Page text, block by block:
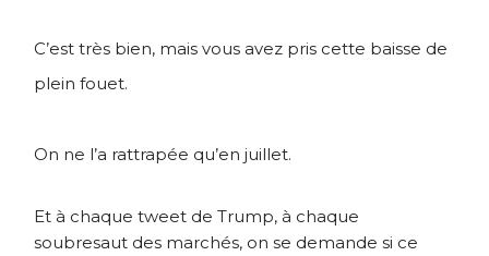
C’est très bien, mais vous avez pris cette baisse de
plein fouet.
On ne l’a rattrapée qu’en juillet.
Et à chaque tweet de Trump, à chaque
soubresaut des marchés, on se demande si ce